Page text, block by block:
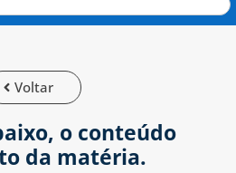
Voltar
o conteúdo
da matéria.